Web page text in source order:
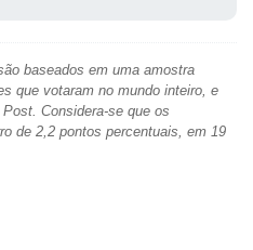
baseados em uma amostra
que votaram no mundo inteiro, e
Considera-se que os
de 2,2 pontos percentuais, em 19